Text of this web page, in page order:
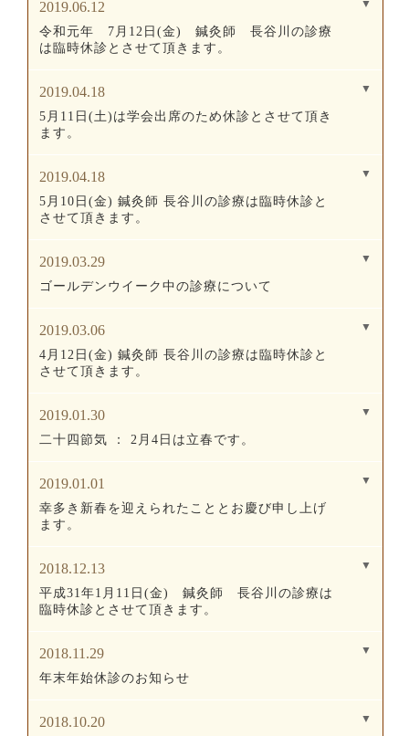
2019.06.12
令和元年 7月12日(金) 鍼灸師 長谷川の診療
は臨時休診とさせて頂きます。
2019.04.18
5月11日(土)は学会出席のため休診とさせて頂き
ます。
2019.04.18
5月10日(金) 鍼灸師 長谷川の診療は臨時休診と
させて頂きます。
2019.03.29
ゴールデンウイーク中の診療について
2019.03.06
4月12日(金) 鍼灸師 長谷川の診療は臨時休診と
させて頂きます。
2019.01.30
二十四節気 ： 2月4日は立春です。
2019.01.01
幸多き新春を迎えられたこととお慶び申し上げ
ます。
2018.12.13
平成31年1月11日(金) 鍼灸師 長谷川の診療は
臨時休診とさせて頂きます。
2018.11.29
年末年始休診のお知らせ
2018.10.20